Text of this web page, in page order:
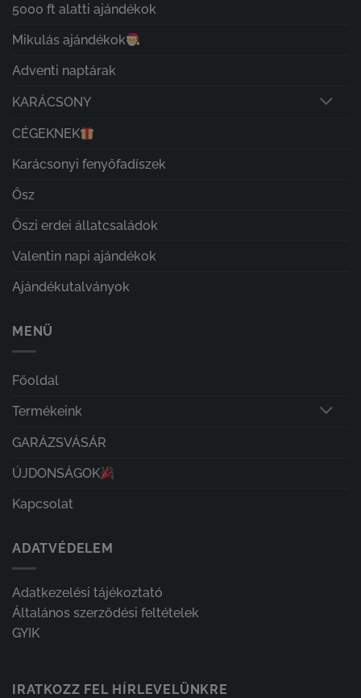
5000 ft alatti ajándékok
Mikulás ajándékok
Adventi naptárak
KARÁCSONY
CÉGEKNEK
Karácsonyi fenyőfadíszek
Ősz
Őszi erdei állatcsaládok
Valentin napi ajándékok
Ajándékutalványok
MENÜ
Főoldal
Termékeink
GARÁZSVÁSÁR
ÚJDONSÁGOK
Kapcsolat
ADATVÉDELEM
Adatkezelési tájékoztató
Általános szerződési feltételek
GYIK
IRATKOZZ FEL HÍRLEVELÜNKRE